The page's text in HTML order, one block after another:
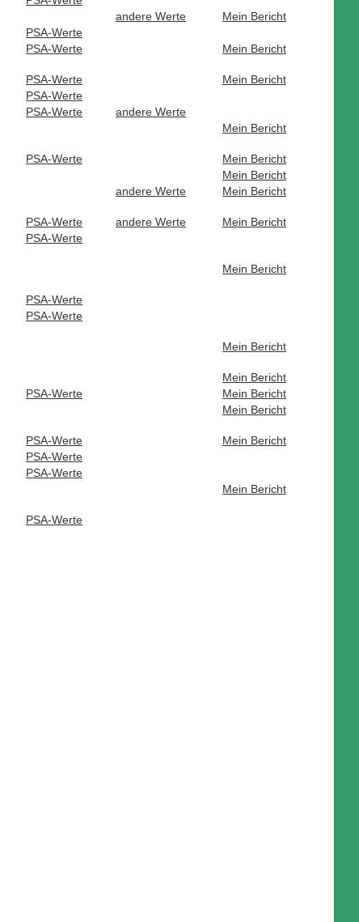
andere Werte
Mein Bericht
PSA-Werte
PSA-Werte Mein Bericht
PSA-Werte
Mein Bericht
PSA-Werte
PSA-Werte
andere Werte
Mein Bericht
PSA-Werte
Mein Bericht
Mein Bericht
andere Werte Mein Bericht
PSA-Werte andere Werte
Mein Bericht
PSA-Werte
Mein Bericht
PSA-Werte
PSA-Werte
Mein Bericht
Mein Bericht
PSA-Werte
Mein Bericht
Mein Bericht
PSA-Werte
Mein Bericht
PSA-Werte
PSA-Werte
Mein Bericht
PSA-Werte